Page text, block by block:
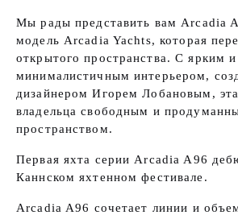
Мы рады представить вам Arcadia
модель Arcadia Yachts, которая
открытого пространства. С ярким и
минималистичным интерьером,
дизайнером Игорем Лобановым,
владельца свободным и
пространством.
Первая яхта серии Arcadia A96
Каннском яхтенном фестивале.
Arcadia A96 сочетает линии и